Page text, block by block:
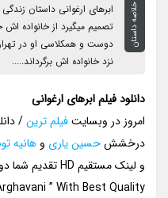
خلاصه داستان
ابرهای ارغوانی داستان
تصمیم میگیرد از خانواده
دوست و همکلاسی او در
نزد خانواده اش برگرداند.....
دانلود فیلم ابرهای ارغوانی
امروز در وبسایتفیلم ترین/
درخششحسین یاری وهانیه
و لینک مستقیم HD تقدیم شما دوستان عزیزان میشود..
” With Best Quality